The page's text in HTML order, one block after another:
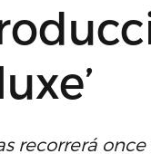
recorrerá